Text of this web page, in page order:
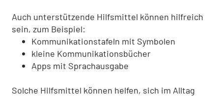
Auch unterstützende Hilfsmittel können hilfreich
sein, zum Beispiel:
Kommunikationstafeln mit Symbolen
kleine Kommunikationsbücher
Apps mit Sprachausgabe
Solche Hilfsmittel können helfen, sich im Alltag